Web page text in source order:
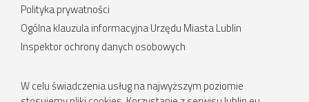
Polityka prywatności
Ogólna klauzula informacyjna Urzędu Miasta Lublin
Inspektor ochrony danych osobowych
W celu świadczenia usług na najwyższym poziomie